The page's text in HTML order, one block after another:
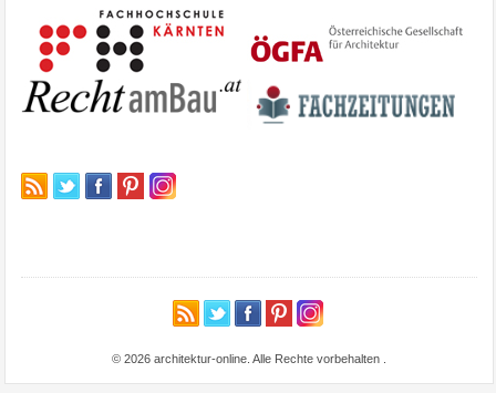
© 2026 architektur-online. Alle Rechte vorbehalten